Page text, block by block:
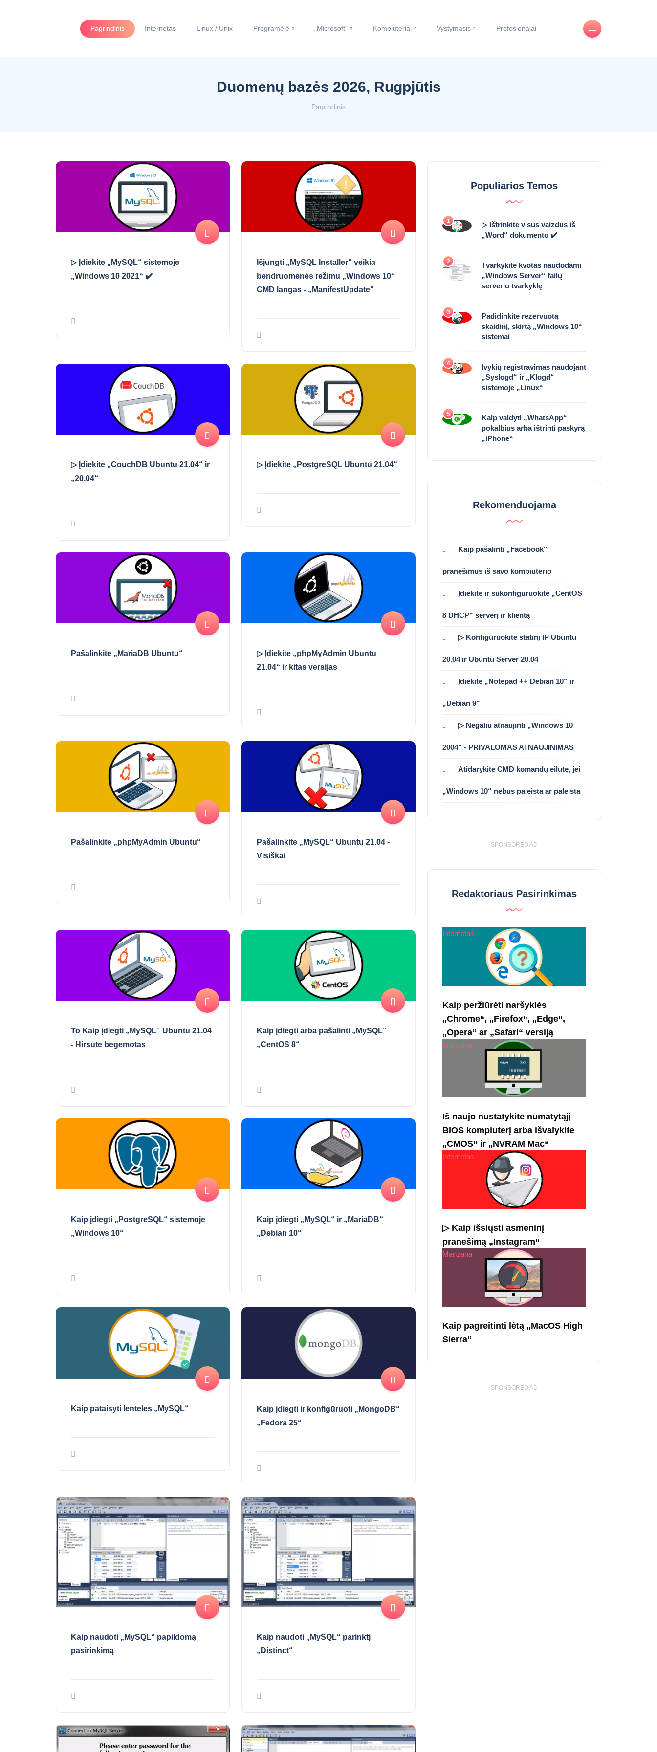
Pagrindinis Internetas Linux / Unix Programėlė „Microsoft“ Kompiuteriai Vystymasis Profesionalai
Duomenų bazės 2026, Rugpjūtis
Pagrindinis
▷ Įdiekite „MySQL“ sistemoje
„Windows 10 2021“ ✔️
Išjungti „MySQL Installer“ veikia
bendruomenės režimu „Windows 10“
CMD langas - „ManifestUpdate“
▷ Įdiekite „CouchDB Ubuntu 21.04“ ir
„20.04“
▷ Įdiekite „PostgreSQL Ubuntu 21.04“
Pašalinkite „MariaDB Ubuntu“
▷ Įdiekite „phpMyAdmin Ubuntu
21.04“ ir kitas versijas
Pašalinkite „phpMyAdmin Ubuntu“
Pašalinkite „MySQL“ Ubuntu 21.04 -
Visiškai
To Kaip įdiegti „MySQL“ Ubuntu 21.04
- Hirsute begemotas
Kaip įdiegti arba pašalinti „MySQL“
„CentOS 8“
Kaip įdiegti „PostgreSQL“ sistemoje
„Windows 10“
Kaip įdiegti „MySQL“ ir „MariaDB“
„Debian 10“
Kaip pataisyti lenteles „MySQL“
Kaip įdiegti ir konfigūruoti „MongoDB“
„Fedora 25“
Kaip naudoti „MySQL“ papildomą
pasirinkimą
Kaip naudoti „MySQL“ parinktį
„Distinct“
Populiarios Temos
1
▷ Ištrinkite visus vaizdus iš
„Word“ dokumento ✔️
2
Tvarkykite kvotas naudodami
„Windows Server“ failų
serverio tvarkyklę
3
Padidinkite rezervuotą
skaidinį, skirtą „Windows 10“
sistemai
4
Įvykių registravimas naudojant
„Syslogd“ ir „Klogd“
sistemoje „Linux“
5
Kaip valdyti „WhatsApp“
pokalbius arba ištrinti paskyrą
„iPhone“
Rekomenduojama
Kaip pašalinti „Facebook“
pranešimus iš savo kompiuterio
Įdiekite ir sukonfigūruokite „CentOS
8 DHCP“ serverį ir klientą
▷ Konfigūruokite statinį IP Ubuntu
20.04 ir Ubuntu Server 20.04
Įdiekite „Notepad ++ Debian 10“ ir
„Debian 9“
▷ Negaliu atnaujinti „Windows 10
2004“ - PRIVALOMAS ATNAUJINIMAS
Atidarykite CMD komandų eilutę, jei
„Windows 10“ nebus paleista ar paleista
- SPONSORED AD -
Redaktoriaus Pasirinkimas
Internetas
Kaip peržiūrėti naršyklės
„Chrome“, „Firefox“, „Edge“,
„Opera“ ar „Safari“ versiją
Manzana
Iš naujo nustatykite numatytąjį
BIOS kompiuterį arba išvalykite
„CMOS“ ir „NVRAM Mac“
Internetas
▷ Kaip išsiųsti asmeninį
pranešimą „Instagram“
Manzana
Kaip pagreitinti lėtą „MacOS High
Sierra“
- SPONSORED AD -